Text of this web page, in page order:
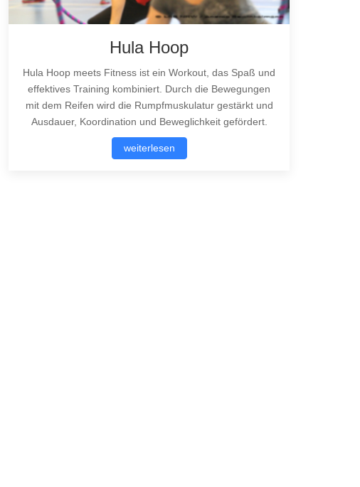
Hula Hoop
Hula Hoop meets Fitness ist ein Workout, das Spaß und
effektives Training kombiniert. Durch die Bewegungen
mit dem Reifen wird die Rumpfmuskulatur gestärkt und
Ausdauer, Koordination und Beweglichkeit gefördert.
weiterlesen